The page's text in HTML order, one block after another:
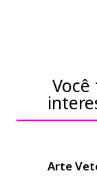
-20% de
Arte